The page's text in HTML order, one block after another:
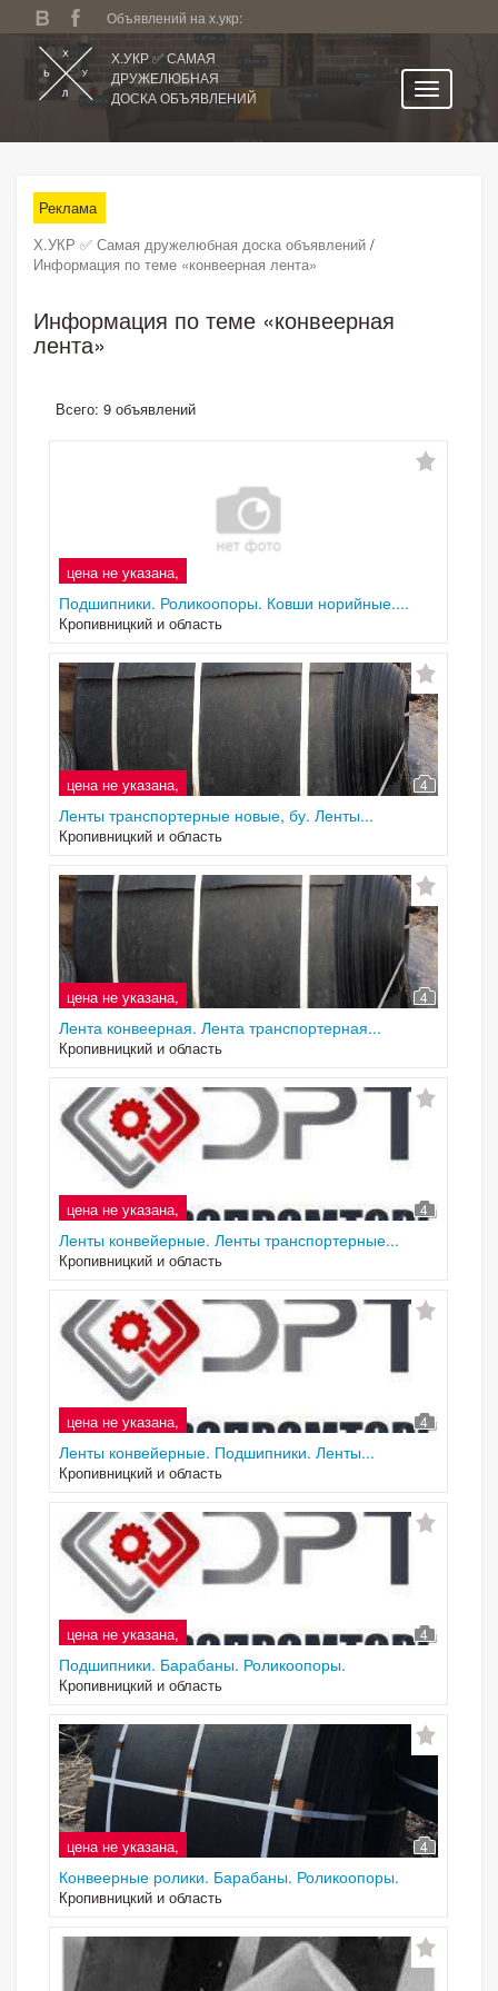
Объявлений на х.укр:
Х.УКР ✅ САМАЯ
ДРУЖЕЛЮБНАЯ
ДОСКА ОБЪЯВЛЕНИЙ
Все регионы
Категории
Избранное
Поиск по сайту
Реклама
Х.УКР ✅ Самая дружелюбная доска объявлений /
Информация по теме «конвеерная лента»
Информация по теме «конвеерная
лента»
Всего: 9 объявлений
цена не указана,
Подшипники. Роликоопоры. Ковши норийные....
Кропивницкий и область
цена не указана, 4
Ленты транспортерные новые, бу. Ленты...
Кропивницкий и область
цена не указана, 4
Лента конвеерная. Лента транспортерная...
Кропивницкий и область
цена не указана, 4
Ленты конвейерные. Ленты транспортерные...
Кропивницкий и область
цена не указана, 4
Ленты конвейерные. Подшипники. Ленты...
Кропивницкий и область
цена не указана, 4
Подшипники. Барабаны. Роликоопоры.
Кропивницкий и область
цена не указана, 4
Конвеерные ролики. Барабаны. Роликоопоры.
Кропивницкий и область